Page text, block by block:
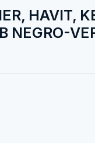
HAVIT,
NEGRO-